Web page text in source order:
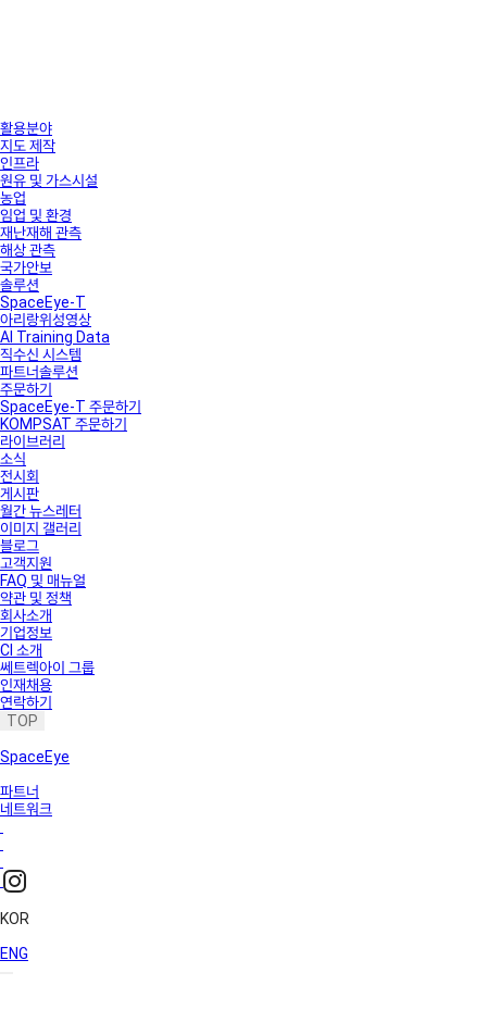
활용분야
지도 제작
인프라
원유 및 가스시설
농업
임업 및 환경
재난재해 관측
해상 관측
국가안보
솔루션
SpaceEye-T
아리랑위성영상
AI Training Data
직수신 시스템
파트너솔루션
주문하기
SpaceEye-T 주문하기
KOMPSAT 주문하기
라이브러리
소식
전시회
게시판
월간 뉴스레터
이미지 갤러리
블로그
고객지원
FAQ 및 매뉴얼
약관 및 정책
회사소개
기업정보
CI 소개
쎄트렉아이 그룹
인재채용
연락하기
TOP
SpaceEye
파트너
네트워크
KOR
ENG